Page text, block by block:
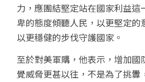
力，應團結堅定站在國家利益這
卑的態度傾聽人民，以更堅定的
以更穩健的步伐守護國家。
至於對美軍購，他表示，增加國
覺威脅更甚以往，不是為了挑釁